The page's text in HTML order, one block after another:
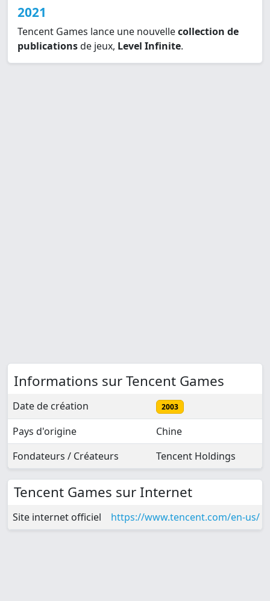
2021
Tencent Games lance une nouvellecollection de
publicationsde jeux, Level Infinite.
Informations sur Tencent Games
Date de création 2003
Pays d'origine
Chine
Fondateurs / Créateurs
Tencent Holdings
Tencent Games sur Internet
Site internet officiel https://www.tencent.com/en-us/